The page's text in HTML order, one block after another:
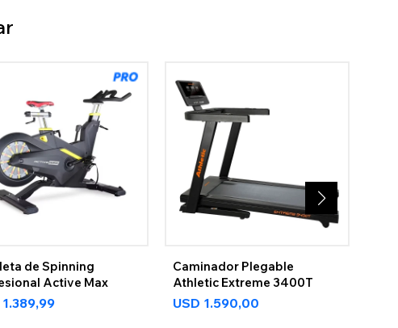
de Spinning
Active Max
1.389,99
Caminador Plegable
Athletic Extreme 3400T
USD 1.590,00